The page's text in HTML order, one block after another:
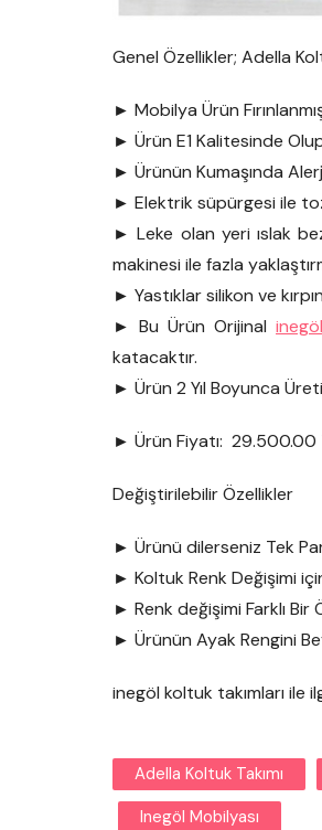
Genel Özellikler; Adella
► Mobilya Ürün
► Ürün E1 Kalitesinde
► Ürünün Kumaşında
► Elektrik süpürgesi ile
► Leke olan yeri ıslak
makinesi ile fazla
► Yastıklar silikon ve
► Bu Ürün Orijinal
katacaktır.
► Ürün 2 Yıl Boyunca
► Ürün Fiyatı: 29.500.00
Değiştirilebilir Özellikler
► Ürünü dilerseniz Tek
► Koltuk Renk Değişimi
► Renk değişimi Farklı
► Ürünün Ayak Rengini
inegöl koltuk takımları ile
Adella Koltuk Takımı
Inegöl Mobilyası